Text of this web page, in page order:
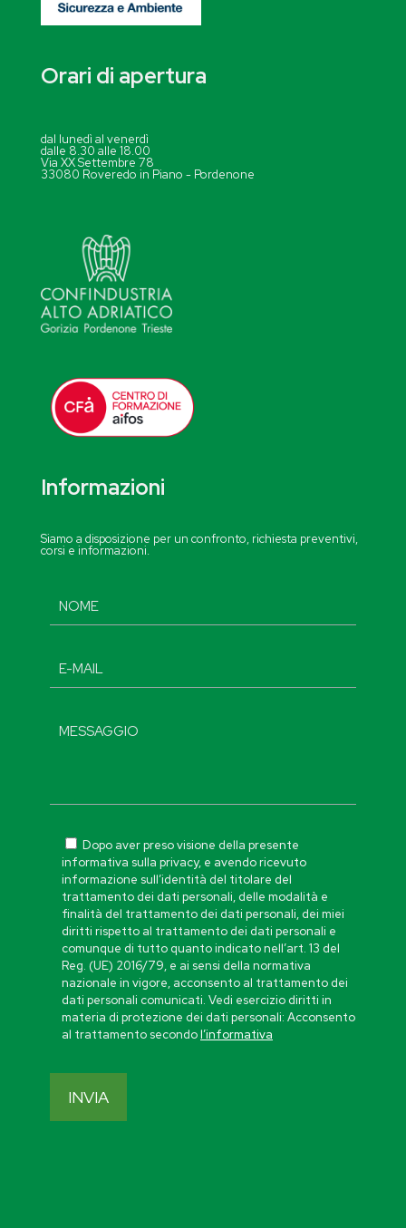
Orari di apertura
dal lunedì al venerdì
dalle 8.30 alle 18.00
Via XX Settembre 78
33080 Roveredo in Piano - Pordenone
Informazioni
Siamo a disposizione per un confronto, richiesta preventivi,
corsi e informazioni.
Dopo aver preso visione della presente
informativa sulla privacy, e avendo ricevuto
informazione sull’identità del titolare del
trattamento dei dati personali, delle modalità e
finalità del trattamento dei dati personali, dei miei
diritti rispetto al trattamento dei dati personali e
comunque di tutto quanto indicato nell’art. 13 del
Reg. (UE) 2016/79, e ai sensi della normativa
nazionale in vigore, acconsento al trattamento dei
dati personali comunicati. Vedi esercizio diritti in
materia di protezione dei dati personali: Acconsento
al trattamento secondol’informativa